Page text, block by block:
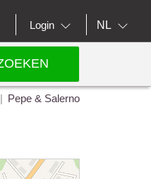
Login NL
Pepe & Salerno